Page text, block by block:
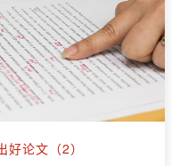
论文（2）